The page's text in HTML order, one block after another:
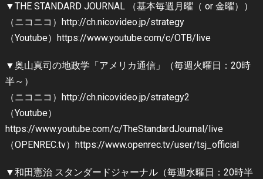
▼THE STANDARD JOURNAL （基本毎週月曜（ or 金曜））
（ニコニコ）http://ch.nicovideo.jp/strategy
（Youtube）https://www.youtube.com/c/OTB/live
▼奥山真司の地政学「アメリカ通信」（毎週火曜日：20時
半～）
（ニコニコ）http://ch.nicovideo.jp/strategy2
（Youtube）
https://www.youtube.com/c/TheStandardJournal/live
（OPENREC.tv）https://www.openrec.tv/user/tsj_official
▼和田憲治 スタンダードジャーナル（毎週水曜日：20時半